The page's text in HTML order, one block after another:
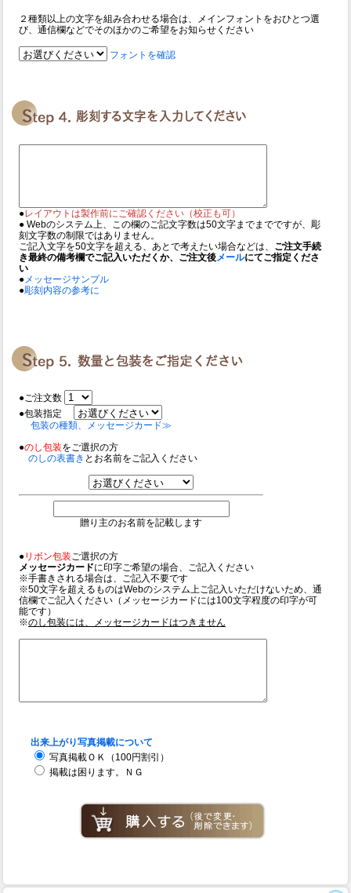
２種類以上の文字を組み合わせる場合は、メインフォントをおひとつ選
び、通信欄などでそのほかのご希望をお知らせください
フォントを確認
●レイアウトは製作前にご確認ください（校正も可）
● Webのシステム上、この欄のご記文字数は50文字までまでですが、彫
刻文字数の制限ではありません。
ご記入文字を50文字を超える、あとで考えたい場合などは、 ご注文手続
き最終の備考欄でご記入いただくか、ご注文後メールにてご指定くださ
い
●メッセージサンプル
●彫刻内容の参考に
●ご注文数
●包装指定
包装の種類、メッセージカード≫
●のし包装をご選択の方
のしの表書き とお名前をご記入ください
贈り主のお名前を記載します
●リボン包装ご選択の方
メッセージカードに印字ご希望の場合、ご記入ください
※手書きされる場合は、ご記入不要です
※50文字を超えるものはWebのシステム上ご記入いただけないため、通
信欄でご記入ください（メッセージカードには100文字程度の印字が可
能です）
※のし包装には、メッセージカードはつきません
出来上がり写真掲載について
写真掲載ＯＫ（100円割引）
掲載は困ります。ＮＧ